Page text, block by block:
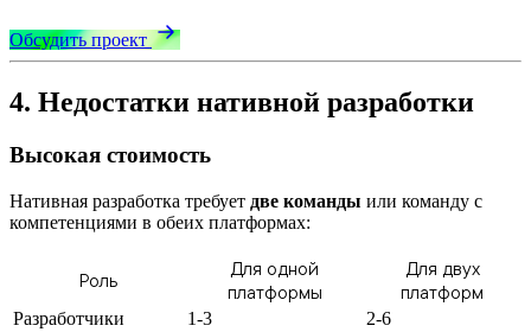
Обсудить проект
4. Недостатки нативной разработки
Высокая стоимость
Нативная разработка требует две команды или команду с
компетенциями в обеих платформах:
Роль
Для одной
платформы
Для двух
платформ
Разработчики 1-3
2-6